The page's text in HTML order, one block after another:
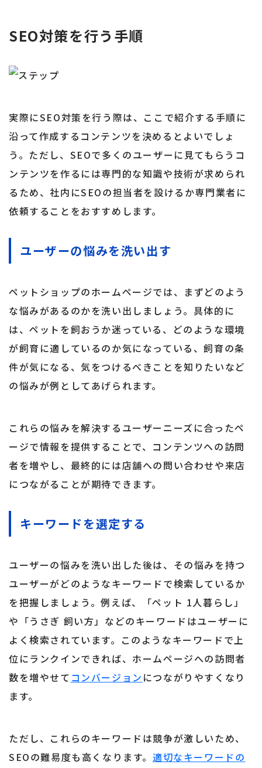
SEO対策を行う手順
実際にSEO対策を行う際は、ここで紹介する手順に
沿って作成するコンテンツを決めるとよいでしょ
う。ただし、SEOで多くのユーザーに見てもらうコ
ンテンツを作るには専門的な知識や技術が求められ
るため、社内にSEOの担当者を設けるか専門業者に
依頼することをおすすめします。
ユーザーの悩みを洗い出す
ペットショップのホームページでは、まずどのよう
な悩みがあるのかを洗い出しましょう。具体的に
は、ペットを飼おうか迷っている、どのような環境
が飼育に適しているのか気になっている、飼育の条
件が気になる、気をつけるべきことを知りたいなど
の悩みが例としてあげられます。
これらの悩みを解決するユーザーニーズに合ったペ
ージで情報を提供することで、コンテンツへの訪問
者を増やし、最終的には店舗への問い合わせや来店
につながることが期待できます。
キーワードを選定する
ユーザーの悩みを洗い出した後は、その悩みを持つ
ユーザーがどのようなキーワードで検索しているか
を把握しましょう。例えば、「ペット 1人暮らし」
や「うさぎ 飼い方」などのキーワードはユーザーに
よく検索されています。このようなキーワードで上
位にランクインできれば、ホームページへの訪問者
数を増やせて コンバージョン につながりやすくなり
ます。
ただし、これらのキーワードは競争が激しいため、
SEOの難易度も高くなります。 適切なキーワードの